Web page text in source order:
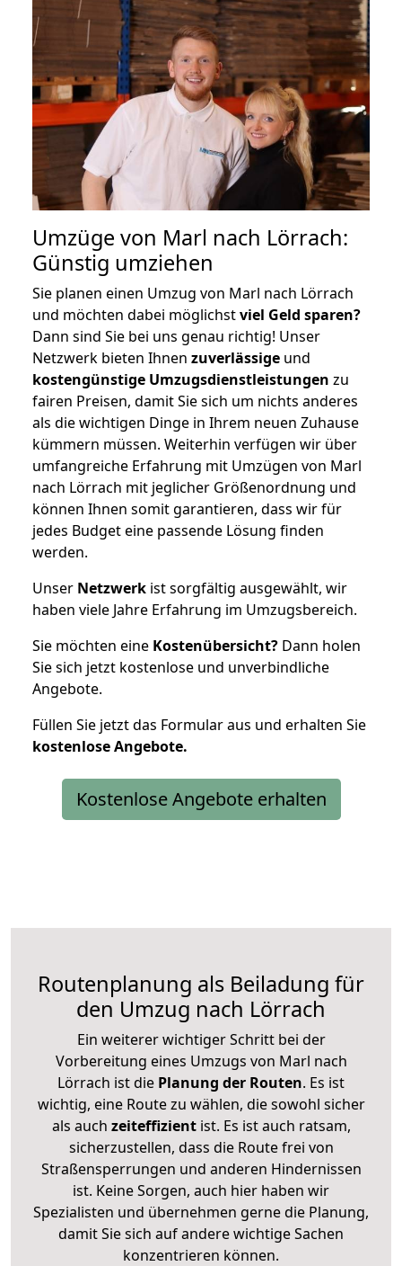
Umzüge von Marl nach Lörrach:
Günstig umziehen
Sie planen einen Umzug von Marl nach Lörrach
und möchten dabei möglichstviel Geld sparen?
Dann sind Sie bei uns genau richtig! Unser
Netzwerk bieten Ihnen zuverlässige und
kostengünstige Umzugsdienstleistungen zu
fairen Preisen, damit Sie sich um nichts anderes
als die wichtigen Dinge in Ihrem neuen Zuhause
kümmern müssen. Weiterhin verfügen wir über
umfangreiche Erfahrung mit Umzügen von Marl
nach Lörrach mit jeglicher Größenordnung und
können Ihnen somit garantieren, dass wir für
jedes Budget eine passende Lösung finden
werden.
Unser Netzwerk ist sorgfältig ausgewählt, wir
haben viele Jahre Erfahrung im Umzugsbereich.
Sie möchten eine Kostenübersicht? Dann holen
Sie sich jetzt kostenlose und unverbindliche
Angebote.
Füllen Sie jetzt das Formular aus und erhalten Sie
kostenloseAngebote.
Kostenlose Angebote erhalten
Routenplanung als Beiladung für
den Umzug nach Lörrach
Ein weiterer wichtiger Schritt bei der
Vorbereitung eines Umzugs von Marl nach
Lörrach ist die Planung der Routen. Es ist
wichtig, eine Route zu wählen, die sowohl sicher
als auch zeiteffizientist. Es ist auch ratsam,
sicherzustellen, dass die Route frei von
Straßensperrungen und anderen Hindernissen
ist. Keine Sorgen, auch hier haben wir
Spezialisten und übernehmen gerne die Planung,
damit Sie sich auf andere wichtige Sachen
konzentrieren können.